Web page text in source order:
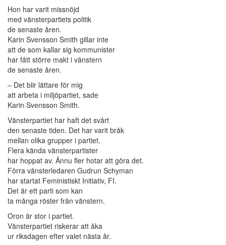
Hon har varit missnöjd
med vänsterpartiets politik
de senaste åren.
Karin Svensson Smith gillar inte
att de som kallar sig kommunister
har fått större makt i vänstern
de senaste åren.
– Det blir lättare för mig
att arbeta i miljöpartiet, sade
Karin Svensson Smith.
Vänsterpartiet har haft det svårt
den senaste tiden. Det har varit bråk
mellan olika grupper i partiet.
Flera kända vänsterpartister
har hoppat av. Ännu fler hotar att göra det.
Förra vänsterledaren Gudrun Schyman
har startat Feministiskt Initiativ, FI.
Det är ett parti som kan
ta många röster från vänstern.
Oron är stor i partiet.
Vänsterpartiet riskerar att åka
ur riksdagen efter valet nästa år.